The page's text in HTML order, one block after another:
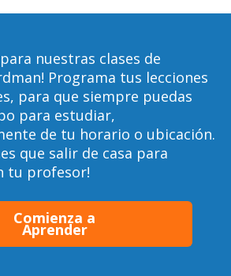
nuestras clases de
Programa tus lecciones
para que siempre puedas
para estudiar,
de tu horario o ubicación.
que salir de casa para
tu profesor!
Comienza a
Aprender